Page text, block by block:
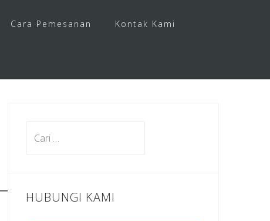
Cara Pemesanan Kontak Kami
HUBUNGI KAMI